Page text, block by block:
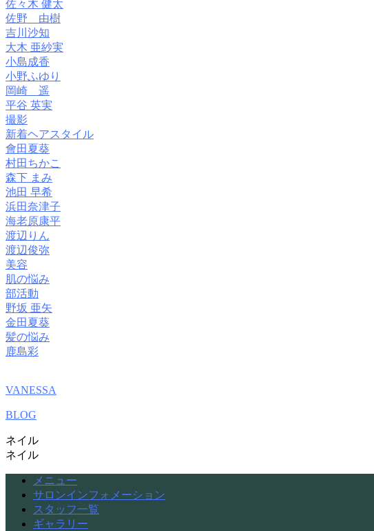
佐々木 健太
佐野 由樹
吉川沙知
大木 亜紗実
小島成香
小野ふゆり
岡崎 遥
平谷 英実
撮影
新着ヘアスタイル
會田夏葵
村田ちかこ
森下 まみ
池田 早希
浜田奈津子
海老原康平
渡辺りん
渡辺俊弥
美容
肌の悩み
部活動
野坂 亜矢
金田夏葵
髪の悩み
鹿島彩
VANESSA
BLOG
ネイル
ネイル
メニュー
サロンインフォメーション
スタッフ一覧
ギャラリー